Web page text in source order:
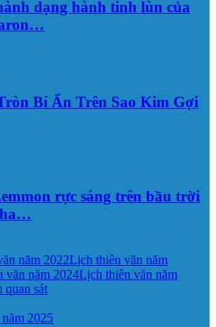
dạng hành tinh lùn của
Bí Ẩn Trên Sao Kim Gợi
rực sáng trên bầu trời
năm 2022Lịch thiên văn năm
văn năm 2024Lịch thiên văn năm
quan sát
2025